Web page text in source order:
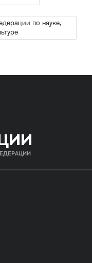
по науке,